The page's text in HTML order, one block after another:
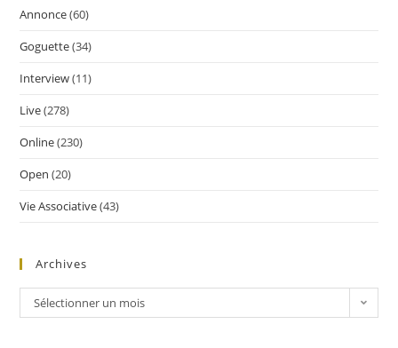
Annonce(60)
Goguette(34)
Interview(11)
Live(278)
Online(230)
Open (20)
Vie Associative(43)
Archives
Sélectionner un mois